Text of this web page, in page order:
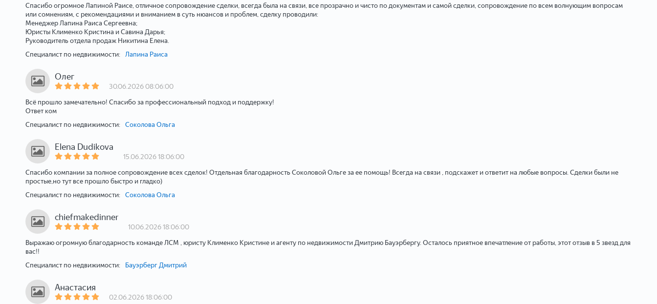
Спасибо огромное Лапиной Раисе, отличное сопровождение сделки, всегда была на связи, все прозрачно и чисто по документам и самой сделки, сопровождение по всем волнующим вопросам
или сомнениям, с рекомендациями и вниманием в суть нюансов и проблем, сделку проводили:
Менеджер Лапина Раиса Сергеевна;
Юристы Клименко Кристина и Савина Дарья;
Руководитель отдела продаж Никитина Елена.
Специалист по недвижимости: Лапина Раиса
Олег
30.06.2026 08:06:00
Всё прошло замечательно! Спасибо за профессиональный подход и поддержку!
Ответ ком
Специалист по недвижимости: Соколова Ольга
Elena Dudikova
15.06.2026 18:06:00
Спасибо компании за полное сопровождение всех сделок! Отдельная благодарность Соколовой Ольге за ее помощь! Всегда на связи , подскажет и ответит на любые вопросы. Сделки были не
простые,но тут все прошло быстро и гладко)
Специалист по недвижимости: Соколова Ольга
chiefmakedinner
10.06.2026 18:06:00
Выражаю огромную благодарность команде ЛСМ , юристу Клименко Кристине и агенту по недвижимости Дмитрию Бауэрбергу. Осталось приятное впечатление от работы, этот отзыв в 5 звезд для
вас!!
Специалист по недвижимости:
Бауэрберг Дмитрий
Анастасия
02.06.2026 18:06:00